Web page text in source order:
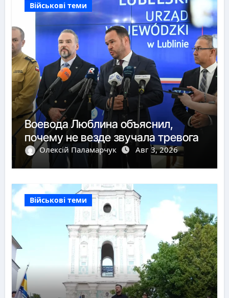
Військові теми
Воевода Люблина объяснил,
почему не везде звучала тревога
Олексій Паламарчук Авг 3, 2026
Військові теми